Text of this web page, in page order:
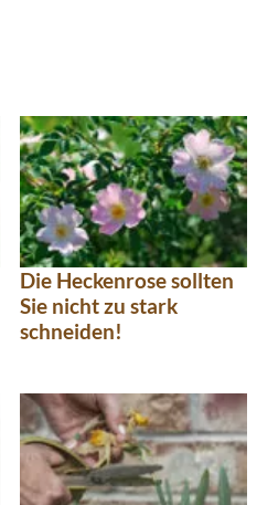
Die Heckenrose sollten
Sie nicht zu stark
schneiden!